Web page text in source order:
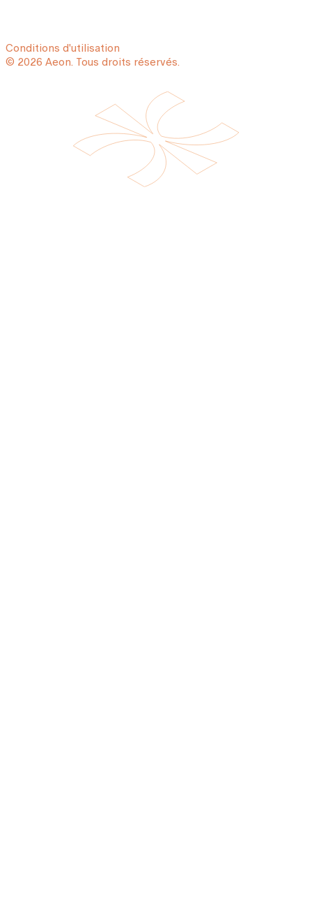
Conditions d'utilisation
© 2026 Aeon. Tous droits réservés.